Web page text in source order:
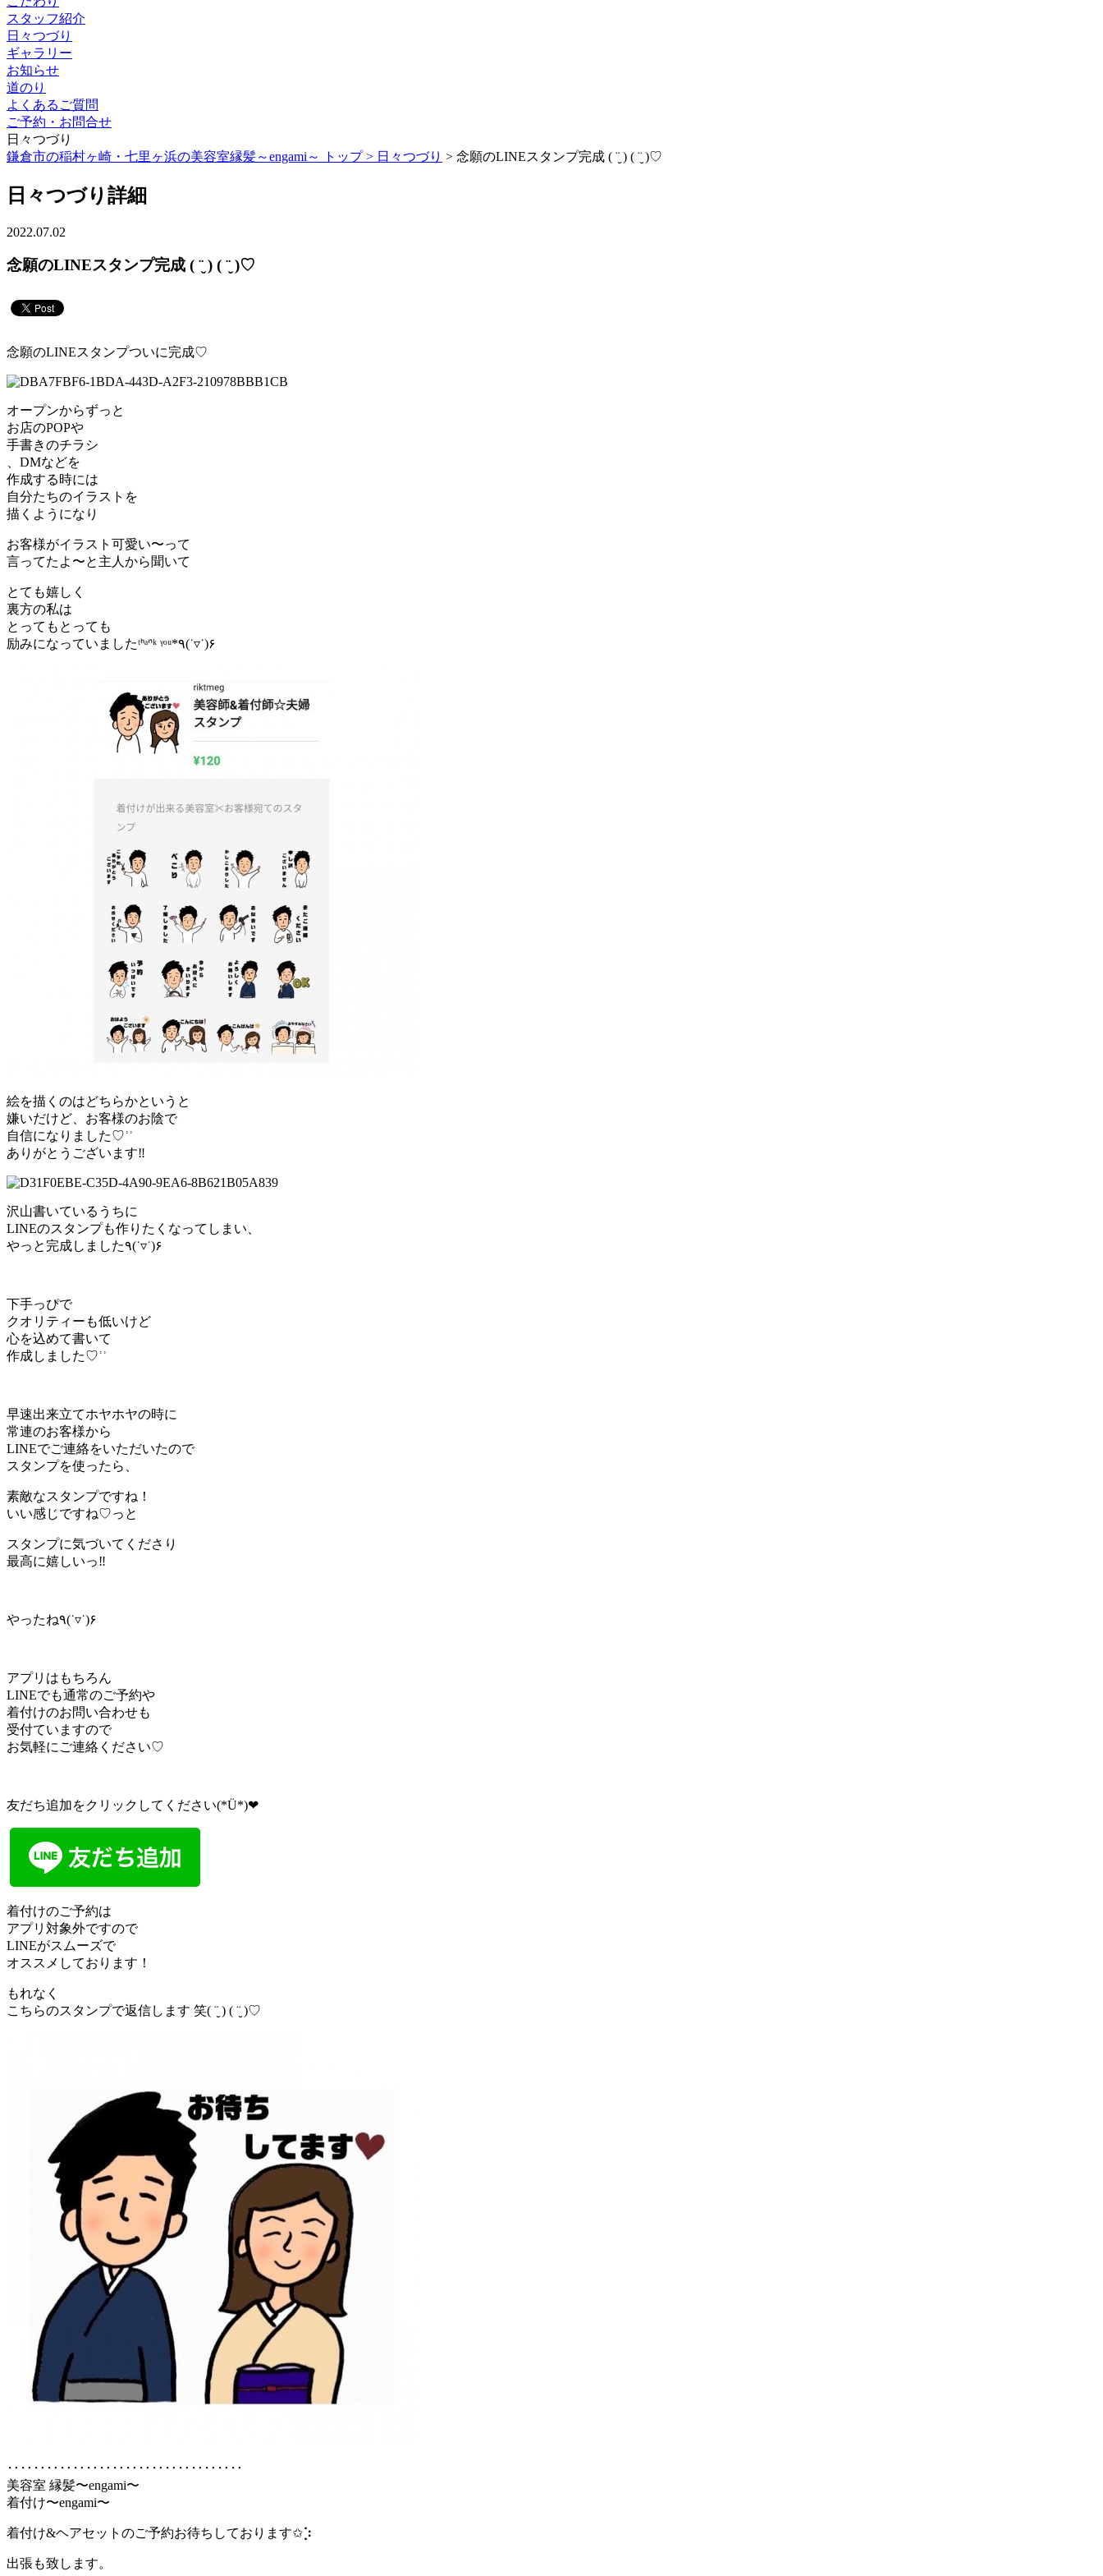
スタッフ紹介
日々つづり
ギャラリー
お知らせ
道のり
よくあるご質問
ご予約・お問合せ
日々つづり
鎌倉市の稲村ヶ崎・七里ヶ浜の美容室縁髪～engami～ トップ > 日々つづり > 念願のLINEスタンプ完成 ( ¨̮ ) ( ¨̮ )♡︎
日々つづり詳細
2022.07.02
念願のLINEスタンプ完成 ( ¨̮ ) ( ¨̮ )♡︎
念願のLINEスタンプついに完成♡
オープンからずっと
お店のPOPや
手書きのチラシ
、DMなどを
作成する時には
自分たちのイラストを
描くようになり
お客様がイラスト可愛い〜って
言ってたよ〜と主人から聞いて
とても嬉しく
裏方の私は
とってもとっても
励みになっていましたᵗᑋᵃᐢᵏ ᵞᵒᵘ*٩(˙▿︎˙)۶
絵を描くのはどちらかというと
嫌いだけど、お客様のお陰で
自信になりました♡︎ʾʾ
ありがとうございます‼︎
沢山書いているうちに
LINEのスタンプも作りたくなってしまい、
やっと完成しました٩(˙▿︎˙)۶
下手っぴで
クオリティーも低いけど
心を込めて書いて
作成しました♡︎ʾʾ
早速出来立てホヤホヤの時に
常連のお客様から
LINEでご連絡をいただいたので
スタンプを使ったら、
素敵なスタンプですね！
いい感じですね♡っと
スタンプに気づいてくださり
最高に嬉しいっ‼︎
やったね٩(˙▿︎˙)۶
アプリはもちろん
LINEでも通常のご予約や
着付けのお問い合わせも
受付ていますので
お気軽にご連絡ください♡︎
友だち追加をクリックしてください(*Ü*)❤︎
着付けのご予約は
アプリ対象外ですので
LINEがスムーズで
オススメしております！
もれなく
こちらのスタンプで返信します 笑( ¨̮ ) ( ¨̮ )♡︎
︎‥‥‥‥‥‥‥‥‥‥‥‥‥‥‥‥‥‥
美容室 縁髪〜engami〜
着付け〜engami〜
着付け&ヘアセットのご予約お待ちしております✩︎⡱
出張も致します。